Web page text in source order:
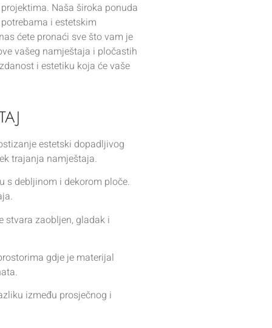
Naša široka ponuda
i estetskim
ćete pronaći sve što vam je
vašeg namještaja i pločastih
i estetiku koja će vaše
estetski dopadljivog
trajanja namještaja.
s debljinom i dekorom ploče.
stvara zaobljen, gladak i
gdje je materijal
između prosječnog i